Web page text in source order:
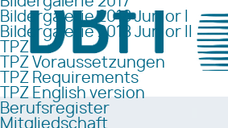
Bildergalerie 2018 Junior I
Bildergalerie 2018 Junior II
TPZ
TPZ Voraussetzungen
TPZ Requirements
TPZ English version
Berufsregister
Mitgliedschaft